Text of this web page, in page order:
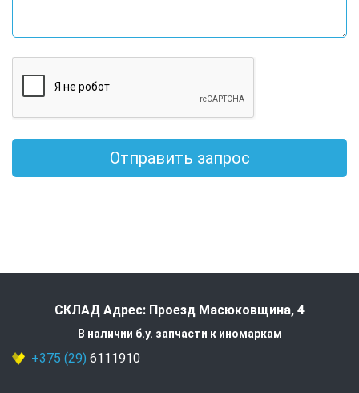
Отправить запрос
СКЛАД Адрес: Проезд Масюковщина, 4
В наличии б.у. запчасти к иномаркам
+375 (29) 6111910